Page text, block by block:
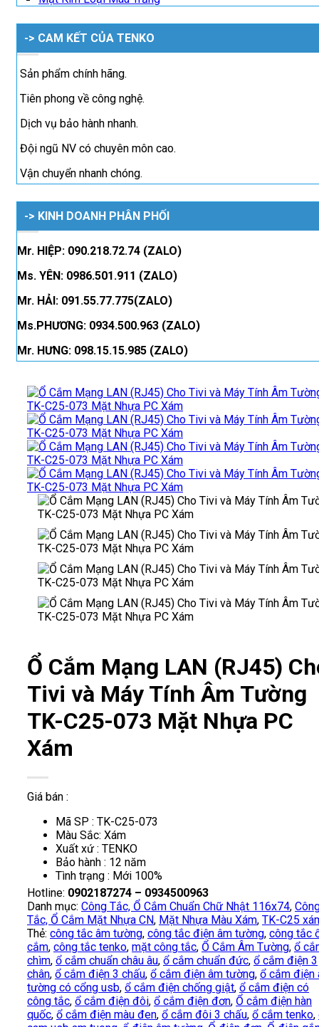
-> CAM KẾT CỦA TENKO
Sản phẩm chính hãng.
Tiên phong về công nghệ.
Dịch vụ bảo hành nhanh.
Đội ngũ NV có chuyên môn cao.
Vận chuyển nhanh chóng.
-> KINH DOANH PHÂN PHỐI
Mr. HIỆP: 090.218.72.74 (ZALO)
Ms. YÊN: 0986.501.911 (ZALO)
Mr. HẢI: 091.55.77.775(ZALO)
Ms.PHƯƠNG: 0934.500.963 (ZALO)
Mr. HƯNG: 098.15.15.985 (ZALO)
Ổ Cắm Mạng LAN (RJ45)
Tivi và Máy Tính Âm Tường
TK-C25-073 Mặt Nhựa PC
Xám
Giá bán :
Mã SP : TK-C25-073
Màu Sắc: Xám
Xuất xứ : TENKO
Bảo hành : 12 năm
Tình trạng : Mới 100%
Hotline: 0902187274 – 0934500963
Danh mục: Công Tắc, Ổ Cắm Chuẩn Chữ Nhật 116x74,
Tắc, Ổ Cắm Mặt Nhựa CN, Mặt Nhựa Màu Xám, TK-C25
Thẻ: công tắc âm tường, công tắc điện âm tường, công tắc
cắm, công tắc tenko, mặt công tắc, Ổ Cắm Âm Tường, ổ
chìm, ổ cắm chuẩn châu âu, ổ cắm chuẩn đức, ổ cắm điện 3
chân, ổ cắm điện 3 chấu, ổ cắm điện âm tường, ổ cắm điện
tường có cổng usb, ổ cắm điện chống giật, ổ cắm điện có
công tắc, ổ cắm điện đôi, ổ cắm điện đơn, Ổ cắm điện hàn
quốc, ổ cắm điện màu đen, ổ cắm đôi 3 chấu, ổ cắm tenko,